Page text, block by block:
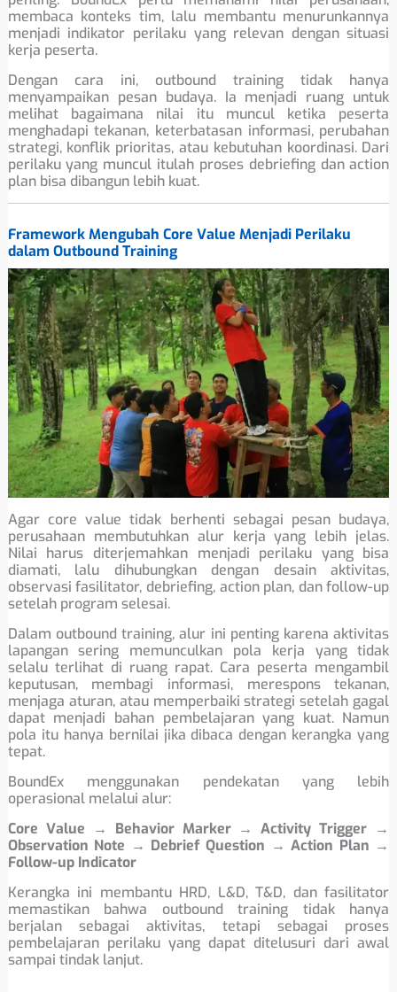
membaca konteks tim, lalu membantu menurunkannya
menjadi indikator perilaku yang relevan dengan situasi
kerja peserta.
Dengan cara ini, outbound training tidak hanya
menyampaikan pesan budaya. Ia menjadi ruang untuk
melihat bagaimana nilai itu muncul ketika peserta
menghadapi tekanan, keterbatasan informasi, perubahan
strategi, konflik prioritas, atau kebutuhan koordinasi. Dari
perilaku yang muncul itulah proses debriefing dan action
plan bisa dibangun lebih kuat.
Framework Mengubah Core Value Menjadi Perilaku
dalam Outbound Training
Agar core value tidak berhenti sebagai pesan budaya,
perusahaan membutuhkan alur kerja yang lebih jelas.
Nilai harus diterjemahkan menjadi perilaku yang bisa
diamati, lalu dihubungkan dengan desain aktivitas,
observasi fasilitator, debriefing, action plan, dan follow-up
setelah program selesai.
Dalam outbound training, alur ini penting karena aktivitas
lapangan sering memunculkan pola kerja yang tidak
selalu terlihat di ruang rapat. Cara peserta mengambil
keputusan, membagi informasi, merespons tekanan,
menjaga aturan, atau memperbaiki strategi setelah gagal
dapat menjadi bahan pembelajaran yang kuat. Namun
pola itu hanya bernilai jika dibaca dengan kerangka yang
tepat.
BoundEx menggunakan pendekatan yang lebih
operasional melalui alur:
Core Value → Behavior Marker → Activity Trigger →
Observation Note → Debrief Question → Action Plan →
Follow-up Indicator
Kerangka ini membantu HRD, L&D, T&D, dan fasilitator
memastikan bahwa outbound training tidak hanya
berjalan sebagai aktivitas, tetapi sebagai proses
pembelajaran perilaku yang dapat ditelusuri dari awal
sampai tindak lanjut.